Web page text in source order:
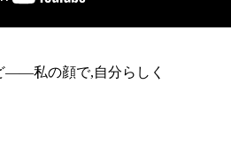
――私の顔で,自分らしく